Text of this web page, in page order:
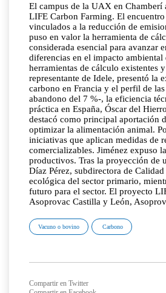
El campus de la UAX en Chamberí
LIFE Carbon Farming. El
vinculados a la reducción de
puso en valor la herramienta de
considerada esencial para avanzar
diferencias en el impacto
herramientas de cálculo existentes
representante de Idele, presentó la
carbono en Francia y el perfil de
abandono del 7 %-, la eficiencia
práctica en España, Óscar del
destacó como principal aportación
optimizar la alimentación animal.
iniciativas que aplican medidas de
comercializables. Jiménez expuso
productivos. Tras la proyección de
Díaz Pérez, subdirectora de
ecológica del sector primario,
futuro para el sector. El proyecto
Asoprovac Castilla y León,
Vacuno o bovino Carbono
Compartir en Twitter